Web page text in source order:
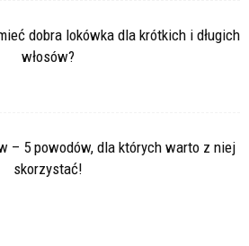
dobra lokówka dla krótkich i długich
włosów?
– 5 powodów, dla których warto z niej
skorzystać!